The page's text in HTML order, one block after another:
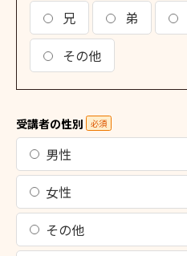
兄
弟
その他
受講者の性別 必須
男性
女性
その他